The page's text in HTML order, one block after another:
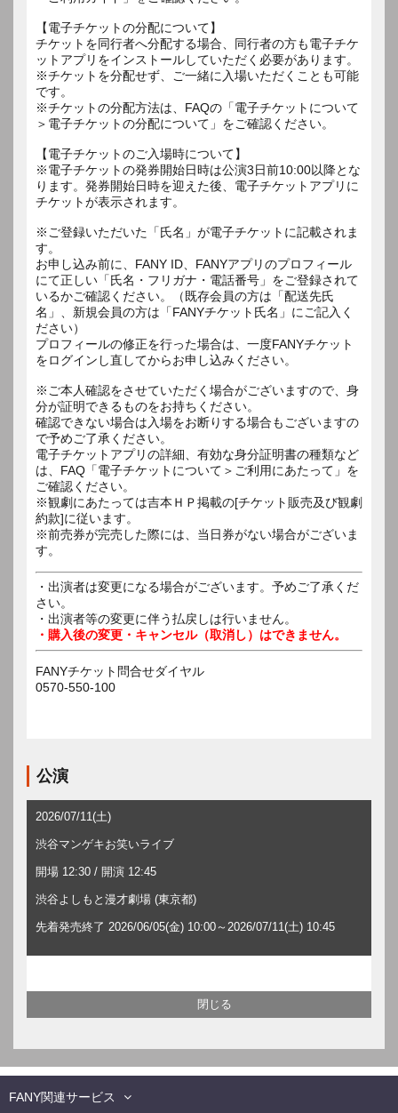
【電子チケットの分配について】
チケットを同行者へ分配する場合、同行者の方も電子チケ
ットアプリをインストールしていただく必要があります。
※チケットを分配せず、ご一緒に入場いただくことも可能
です。
※チケットの分配方法は、FAQの「電子チケットについて
＞電子チケットの分配について」をご確認ください。
【電子チケットのご入場時について】
※電子チケットの発券開始日時は公演3日前10:00以降とな
ります。発券開始日時を迎えた後、電子チケットアプリに
チケットが表示されます。
※ご登録いただいた「氏名」が電子チケットに記載されま
す。
お申し込み前に、FANY ID、FANYアプリのプロフィール
にて正しい「氏名・フリガナ・電話番号」をご登録されて
いるかご確認ください。（既存会員の方は「配送先氏
名」、新規会員の方は「FANYチケット氏名」にご記入く
ださい）
プロフィールの修正を行った場合は、一度FANYチケット
をログインし直してからお申し込みください。
※ご本人確認をさせていただく場合がございますので、身
分が証明できるものをお持ちください。
確認できない場合は入場をお断りする場合もございますの
で予めご了承ください。
電子チケットアプリの詳細、有効な身分証明書の種類など
は、FAQ「電子チケットについて＞ご利用にあたって」を
ご確認ください。
※観劇にあたっては吉本ＨＰ掲載の[チケット販売及び観劇
約款]に従います。
※前売券が完売した際には、当日券がない場合がございま
す。
・出演者は変更になる場合がございます。予めご了承くだ
さい。
・出演者等の変更に伴う払戻しは行いません。
・購入後の変更・キャンセル（取消し）はできません。
FANYチケット問合せダイヤル
0570-550-100
公演
2026/07/11(土)
渋谷マンゲキお笑いライブ
開場 12:30 / 開演 12:45
渋谷よしもと漫才劇場 (東京都)
先着発売終了 2026/06/05(金) 10:00～2026/07/11(土) 10:45
FANY関連サービス